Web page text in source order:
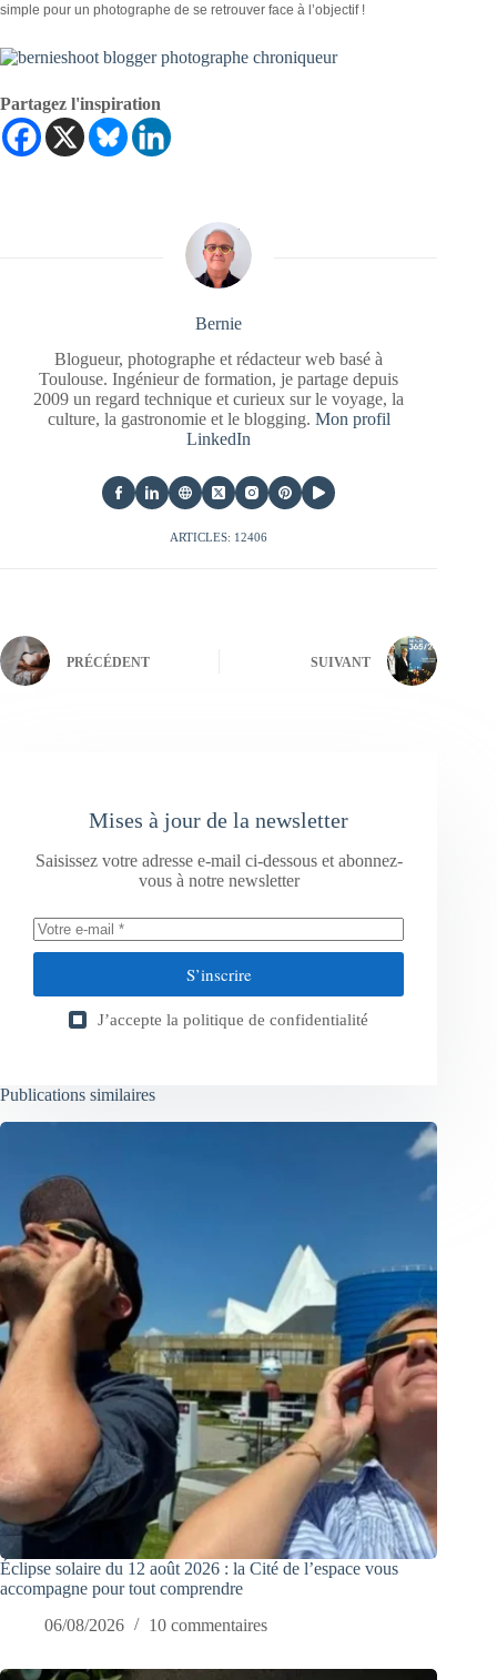
simple pour un photographe de se retrouver face à l’objectif !
Partagez l'inspiration
Bernie
Blogueur, photographe et rédacteur web basé à
Toulouse. Ingénieur de formation, je partage depuis
2009 un regard technique et curieux sur le voyage, la
culture, la gastronomie et le blogging. Mon profil
LinkedIn
ARTICLES: 12406
PRÉCÉDENT SUIVANT
Mises à jour de la newsletter
Saisissez votre adresse e-mail ci-dessous et abonnez-
vous à notre newsletter
S’inscrire
J’accepte la politique de confidentialité
Publications similaires
Éclipse solaire du 12 août 2026 : la Cité de l’espace vous
accompagne pour tout comprendre
06/08/2026
10 commentaires